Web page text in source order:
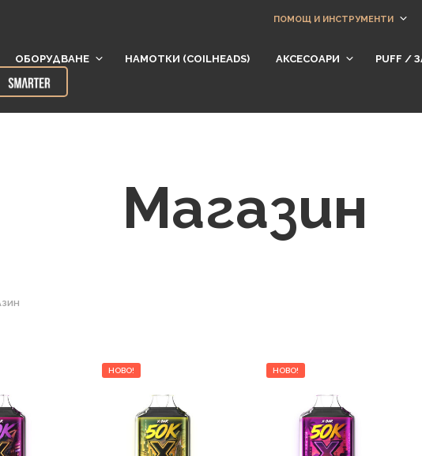
ПОМОЩ И ИНСТРУМЕНТИ
ОБОРУДВАНЕ НАМОТКИ (СOILHEADS) АКСЕСОАРИ
​PUFF /
Магазин
НОВО! НОВО!